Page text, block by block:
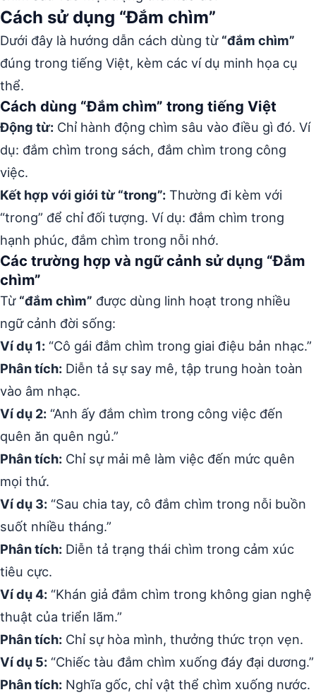
Cách sử dụng “Đắm chìm”
Dưới đây là hướng dẫn cách dùng từ “đắm chìm”
đúng trong tiếng Việt, kèm các ví dụ minh họa cụ
thể.
Cách dùng “Đắm chìm” trong tiếng Việt
Động từ: Chỉ hành động chìm sâu vào điều gì đó. Ví
dụ: đắm chìm trong sách, đắm chìm trong công
việc.
Kết hợp với giới từ “trong”: Thường đi kèm với
“trong” để chỉ đối tượng. Ví dụ: đắm chìm trong
hạnh phúc, đắm chìm trong nỗi nhớ.
Các trường hợp và ngữ cảnh sử dụng “Đắm
chìm”
Từ “đắm chìm” được dùng linh hoạt trong nhiều
ngữ cảnh đời sống:
Ví dụ 1: “Cô gái đắm chìm trong giai điệu bản nhạc.”
Phân tích: Diễn tả sự say mê, tập trung hoàn toàn
vào âm nhạc.
Ví dụ 2: “Anh ấy đắm chìm trong công việc đến
quên ăn quên ngủ.”
Phân tích: Chỉ sự mải mê làm việc đến mức quên
mọi thứ.
Ví dụ 3: “Sau chia tay, cô đắm chìm trong nỗi buồn
suốt nhiều tháng.”
Phân tích: Diễn tả trạng thái chìm trong cảm xúc
tiêu cực.
Ví dụ 4: “Khán giả đắm chìm trong không gian nghệ
thuật của triển lãm.”
Phân tích: Chỉ sự hòa mình, thưởng thức trọn vẹn.
Ví dụ 5: “Chiếc tàu đắm chìm xuống đáy đại dương.”
Phân tích: Nghĩa gốc, chỉ vật thể chìm xuống nước.